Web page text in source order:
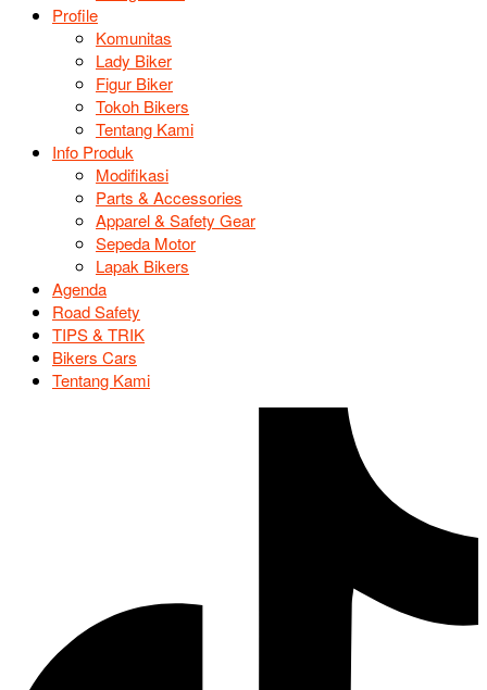
Profile
Komunitas
Lady Biker
Figur Biker
Tokoh Bikers
Tentang Kami
Info Produk
Modifikasi
Parts & Accessories
Apparel & Safety Gear
Sepeda Motor
Lapak Bikers
Agenda
Road Safety
TIPS & TRIK
Bikers Cars
Tentang Kami